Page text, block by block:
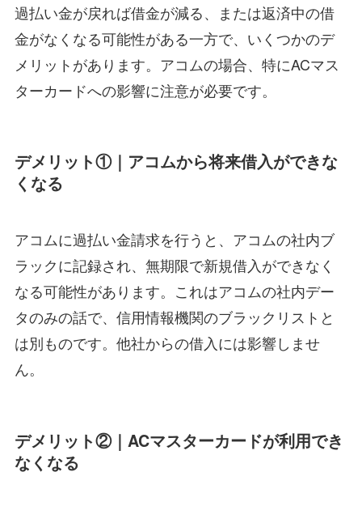
過払い金が戻れば借金が減る、または返済中の借
金がなくなる可能性がある一方で、いくつかのデ
メリットがあります。アコムの場合、特にACマス
ターカードへの影響に注意が必要です。
デメリット①｜アコムから将来借入ができな
くなる
アコムに過払い金請求を行うと、アコムの社内ブ
ラックに記録され、無期限で新規借入ができなく
なる可能性があります。これはアコムの社内デー
タのみの話で、信用情報機関のブラックリストと
は別ものです。他社からの借入には影響しませ
ん。
デメリット②｜ACマスターカードが利用でき
なくなる